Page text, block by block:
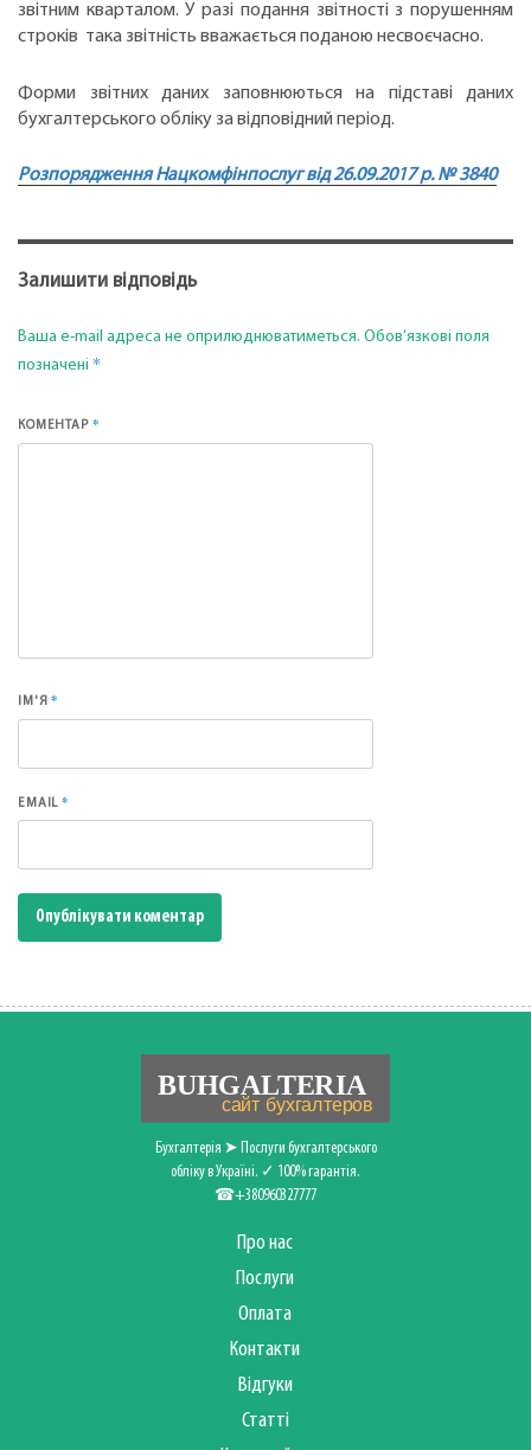
звітним кварталом. У разі подання звітності з порушенням
строків така звітність вважається поданою несвоєчасно.
Форми звітних даних заповнюються на підставі даних
бухгалтерського обліку за відповідний період.
Розпорядження Нацкомфінпослуг від 26.09.2017 р. № 3840
Залишити відповідь
Ваша e-mail адреса не оприлюднюватиметься. Обов’язкові поля
позначені *
КОМЕНТАР *
ІМ'Я*
EMAIL*
Бухгалтерія ➤ Послуги бухгалтерського
обліку в Україні. ✓ 100% гарантія.
☎+380960327777
Про нас
Послуги
Оплата
Контакти
Відгуки
Статті